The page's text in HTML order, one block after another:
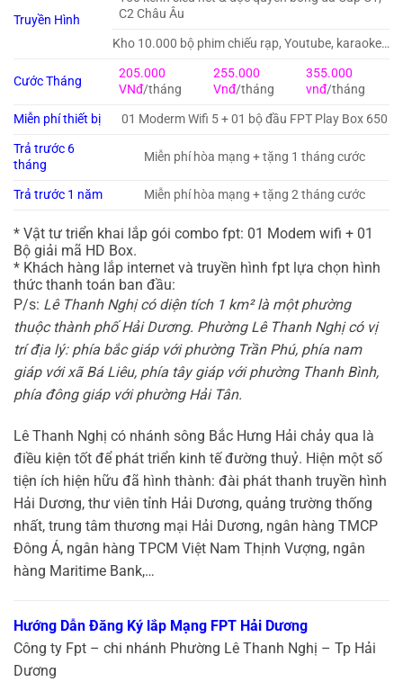
Truyền Hình
C2 Châu Âu
Kho 10.000 bộ phim chiếu rạp, Youtube, karaoke…
Cước Tháng
205.000
VNđ/tháng
255.000
Vnđ/tháng
355.000
vnđ/tháng
Miễn phí thiết bị
01 Moderm Wifi 5 + 01 bộ đầu FPT Play Box 650
Trả trước 6
tháng
Miễn phí hòa mạng + tặng 1 tháng cước
Trả trước 1 năm Miễn phí hòa mạng + tặng 2 tháng cước
* Vật tư triển khai lắp gói combo fpt: 01 Modem wifi + 01
Bộ giải mã HD Box.
* Khách hàng lắp internet và truyền hình fpt lựa chọn hình
thức thanh toán ban đầu:
P/s: Lê Thanh Nghị có diện tích 1 km² là một phường
thuộc thành phố Hải Dương. Phường Lê Thanh Nghị có vị
trí địa lý: phía bắc giáp với phường Trần Phú, phía nam
giáp với xã Bá Liêu, phía tây giáp với phường Thanh Bình,
phía đông giáp với phường Hải Tân.
Lê Thanh Nghị có nhánh sông Bắc Hưng Hải chảy qua là
điều kiện tốt để phát triển kinh tế đường thuỷ. Hiện một số
tiện ích hiện hữu đã hình thành: đài phát thanh truyền hình
Hải Dương, thư viên tỉnh Hải Dương, quảng trường thống
nhất, trung tâm thương mại Hải Dương, ngân hàng TMCP
Đông Á, ngân hàng TPCM Việt Nam Thịnh Vượng, ngân
hàng Maritime Bank,…
Hướng Dẫn Đăng Ký lắp Mạng FPT Hải Dương
Công ty Fpt – chi nhánh Phường Lê Thanh Nghị – Tp Hải
Dương